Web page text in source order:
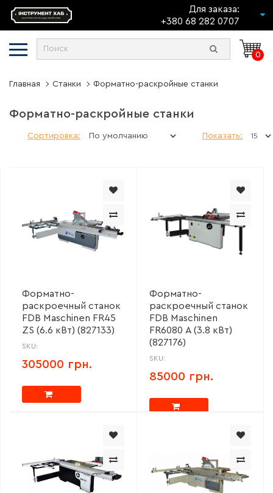
Для заказа:
+380 68 282 0707
0
Главная Станки Форматно-раскройные станки
Форматно-раскройные станки
Сортировка: Показать:
Форматно-
раскроечный станок
FDB Maschinen FR45
ZS (6.6 кВт) (827133)
SKU:
305000 грн.
Форматно-
раскроечный станок
FDB Maschinen
FR6080 А (3.8 кВт)
(827176)
SKU:
85000 грн.